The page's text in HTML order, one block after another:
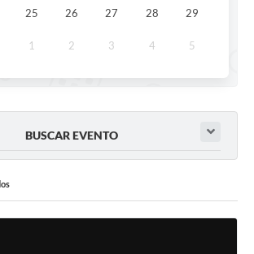
25 26 27 28 29
1 2 3 4 5
BUSCAR EVENTO